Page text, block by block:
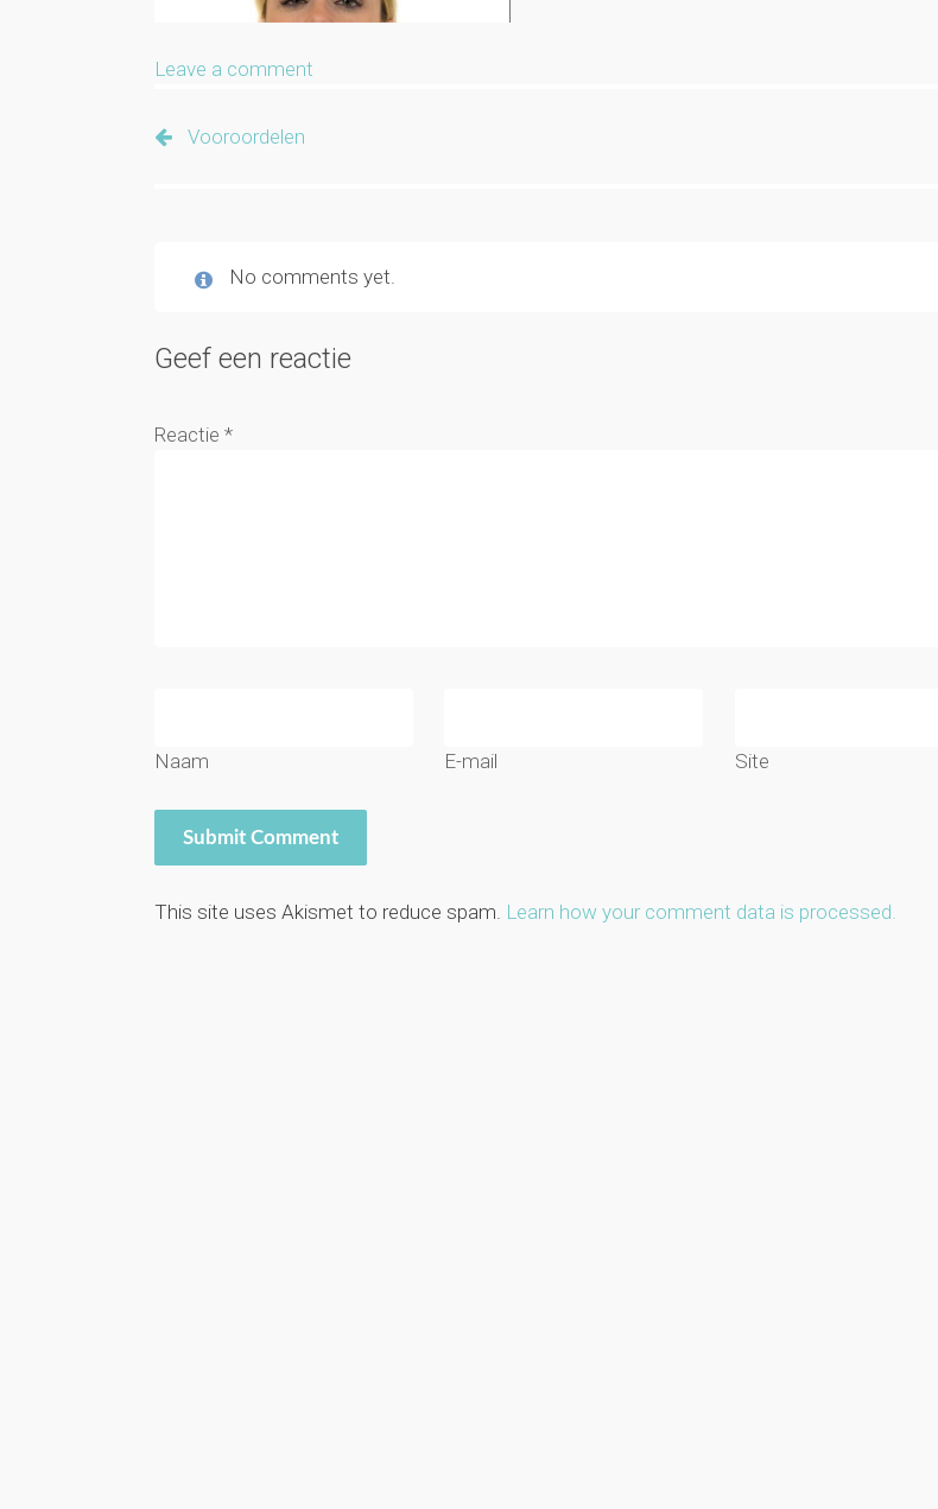
Leave a comment
Vooroordelen
No comments yet.
Geef een reactie
Reactie*
Naam E-mail Site
This site uses Akismet to reduce spam. Learn how your comment data is processed.